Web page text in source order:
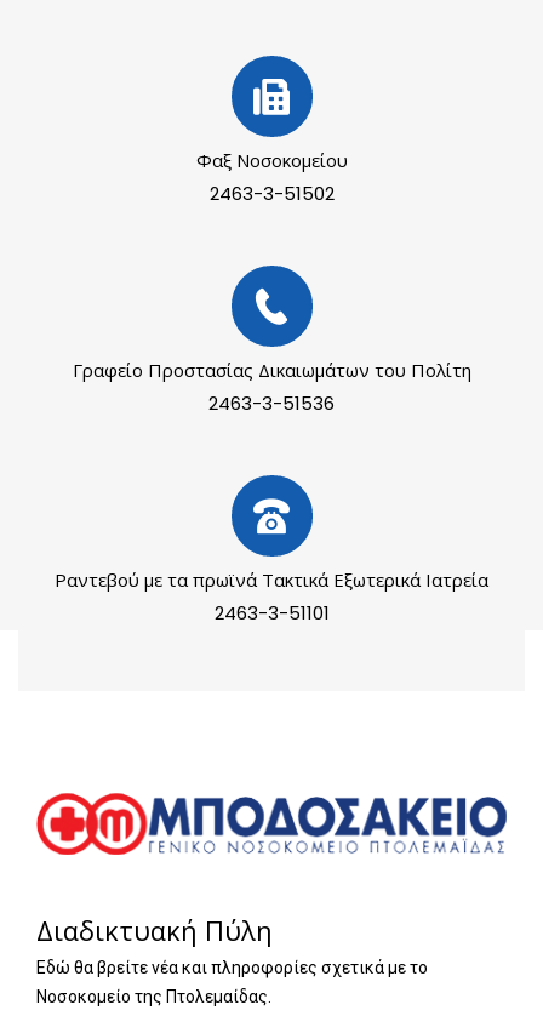
Φαξ Νοσοκομείου
2463-3-51502
Γραφείο Προστασίας Δικαιωμάτων του Πολίτη
2463-3-51536
Ραντεβού με τα πρωϊνά Τακτικά Εξωτερικά Ιατρεία
2463-3-51101
Διαδικτυακή Πύλη
Εδώ θα βρείτε νέα και πληροφορίες σχετικά με το
Νοσοκομείο της Πτολεμαίδας.